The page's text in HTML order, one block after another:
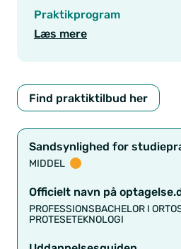
Praktikprogram
Læs mere
Find praktiktilbud her
Sandsynlighed for
MIDDEL
Officielt navn på
PROFESSIONSBACHELOR I
PROTESETEKNOLOGI